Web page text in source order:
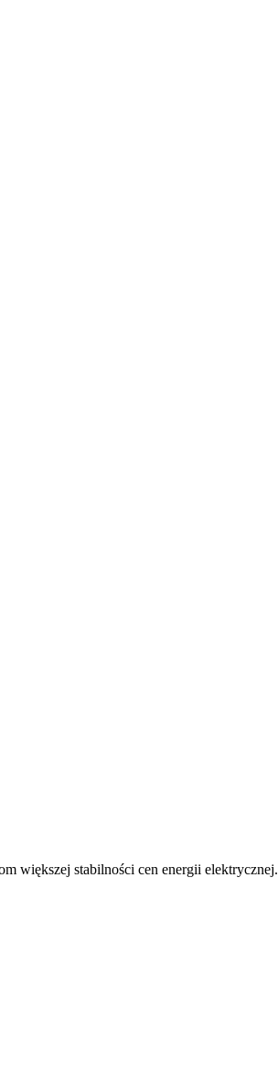
większej stabilności cen energii elektrycznej.